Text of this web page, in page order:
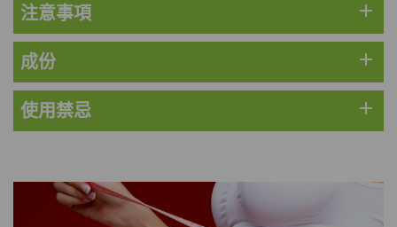
(到期日2027年2月)
HKD$145
加入購物車
注意事項 add
成份 add
使用禁忌 add